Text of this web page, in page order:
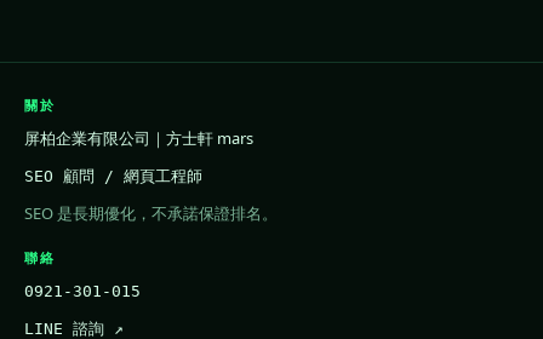
關於
屏柏企業有限公司｜方士軒 mars
SEO 顧問 / 網頁工程師
SEO 是長期優化，不承諾保證排名。
聯絡
0921-301-015
LINE 諮詢 ↗